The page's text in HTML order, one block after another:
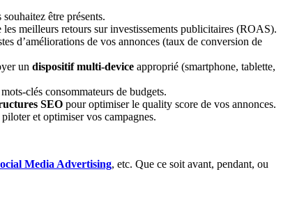
souhaitez être présents.
les meilleurs retours sur investissements publicitaires (ROAS).
d’améliorations de vos annonces (taux de conversion de
un dispositif multi-device approprié (smartphone, tablette,
clés consommateurs de budgets.
SEO pour optimiser le quality score de vos annonces.
et optimiser vos campagnes.
Media Advertising, etc. Que ce soit avant, pendant, ou